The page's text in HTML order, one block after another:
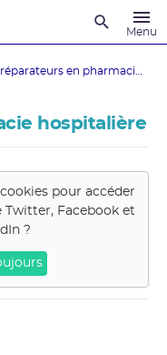
Menu
hospitalière
pour accéder
Twitter, Facebook et
?